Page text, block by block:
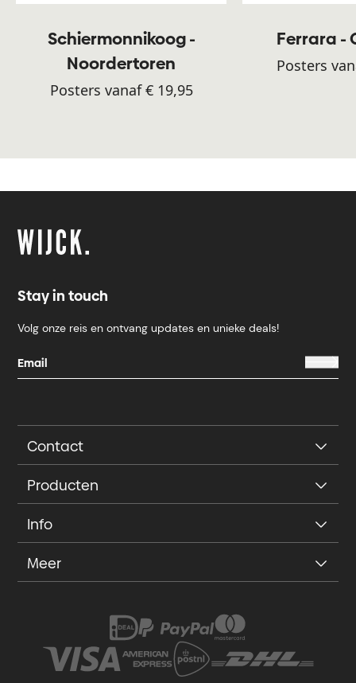
Schiermonnikoog -
Noordertoren
Posters vanaf € 19,95
Ferrara -
Posters
Stay in touch
Volg onze reis en ontvang updates en unieke deals!
Contact
Producten
Info
Meer